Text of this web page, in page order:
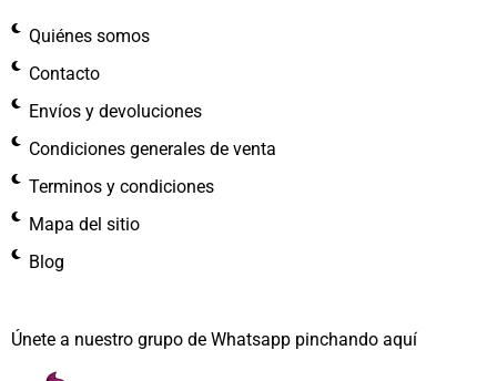
Quiénes somos
Contacto
Envíos y devoluciones
Condiciones generales de venta
Terminos y condiciones
Mapa del sitio
Blog
Únete a nuestro grupo de Whatsapp pinchando aquí​